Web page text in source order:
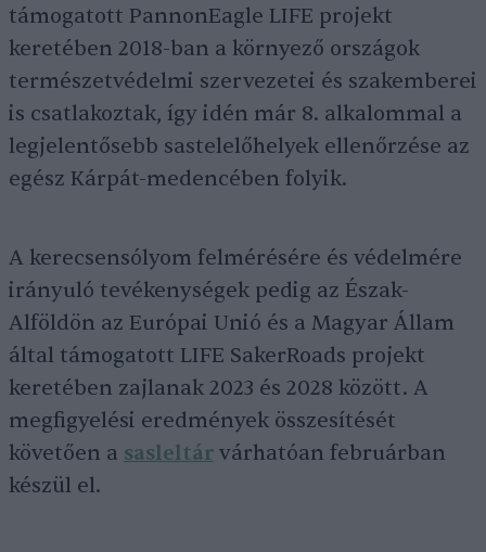
támogatott PannonEagle LIFE projekt
keretében 2018-ban a környező országok
természetvédelmi szervezetei és szakemberei
is csatlakoztak, így idén már 8. alkalommal a
legjelentősebb sastelelőhelyek ellenőrzése az
egész Kárpát-medencében folyik.
A kerecsensólyom felmérésére és védelmére
irányuló tevékenységek pedig az Észak-
Alföldön az Európai Unió és a Magyar Állam
által támogatott LIFE SakerRoads projekt
keretében zajlanak 2023 és 2028 között. A
megfigyelési eredmények összesítését
követően a sasleltár várhatóan februárban
készül el.